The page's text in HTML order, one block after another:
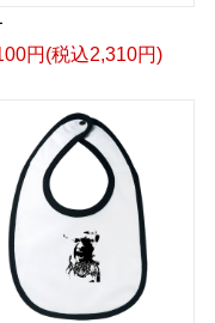
円(税込2,310円)